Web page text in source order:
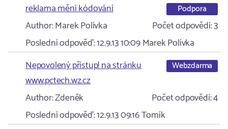
reklama mění kódování
Podpora
Author:Marek Polívka Počet odpovědí:3
Poslední odpověď:12.9.13 10:09Marek Polívka
Nepovolený přístup! na stránku
www.pctech.wz.cz
Webzdarma
Author:Zdeněk Počet odpovědí:4
Poslední odpověď:12.9.13 09:16Tomík